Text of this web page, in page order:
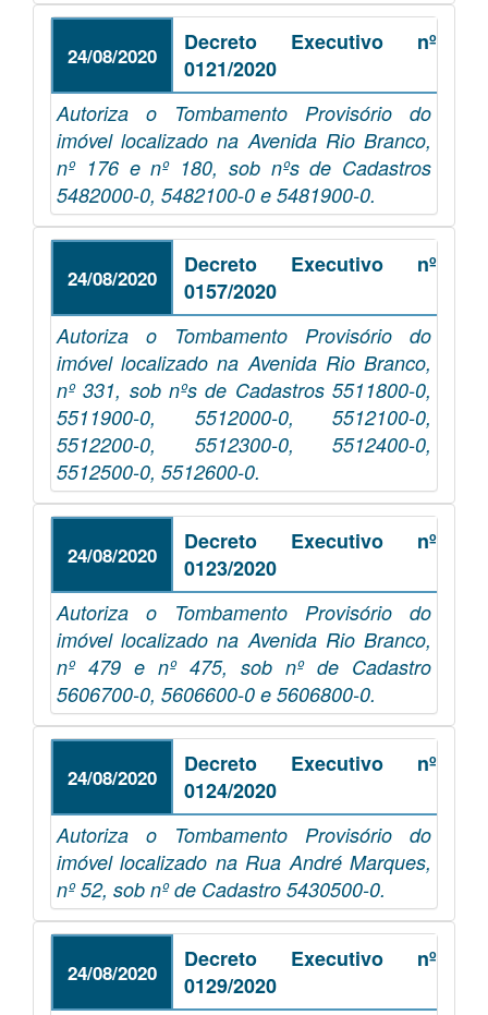
24/08/2020
Decreto Executivo nº
0121/2020
Autoriza o Tombamento Provisório do
imóvel localizado na Avenida Rio Branco,
nº 176 e nº 180, sob nºs de Cadastros
5482000-0, 5482100-0 e 5481900-0.
24/08/2020
Decreto Executivo nº
0157/2020
Autoriza o Tombamento Provisório do
imóvel localizado na Avenida Rio Branco,
nº 331, sob nºs de Cadastros 5511800-0,
5511900-0, 5512000-0, 5512100-0,
5512200-0, 5512300-0, 5512400-0,
5512500-0, 5512600-0.
24/08/2020
Decreto Executivo nº
0123/2020
Autoriza o Tombamento Provisório do
imóvel localizado na Avenida Rio Branco,
nº 479 e nº 475, sob nº de Cadastro
5606700-0, 5606600-0 e 5606800-0.
24/08/2020
Decreto Executivo nº
0124/2020
Autoriza o Tombamento Provisório do
imóvel localizado na Rua André Marques,
nº 52, sob nº de Cadastro 5430500-0.
24/08/2020
Decreto Executivo nº
0129/2020